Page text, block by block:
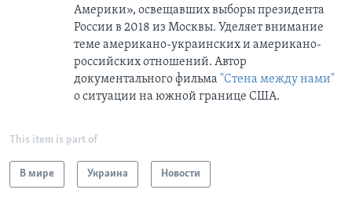
Америки», освещавших выборы президента
России в 2018 из Москвы. Уделяет внимание
теме американо-украинских и американо-
российских отношений. Автор
документального фильма "Стена между нами"
о ситуации на южной границе США.
This item is part of
В мире Украина Новости